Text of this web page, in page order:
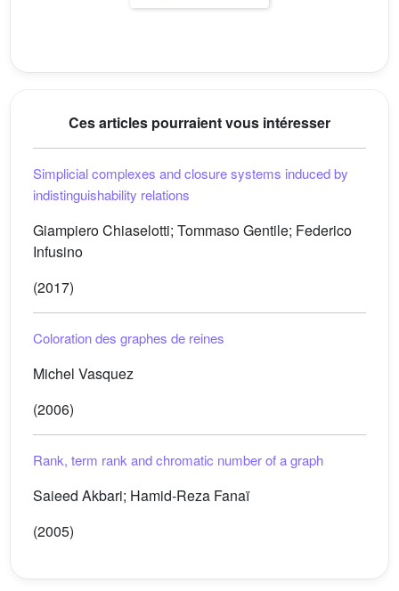
Ces articles pourraient vous intéresser
Simplicial complexes and closure systems induced by
indistinguishability relations
Giampiero Chiaselotti; Tommaso Gentile; Federico
Infusino
(2017)
Coloration des graphes de reines
Michel Vasquez
(2006)
Rank, term rank and chromatic number of a graph
Saieed Akbari; Hamid-Reza Fanaï
(2005)